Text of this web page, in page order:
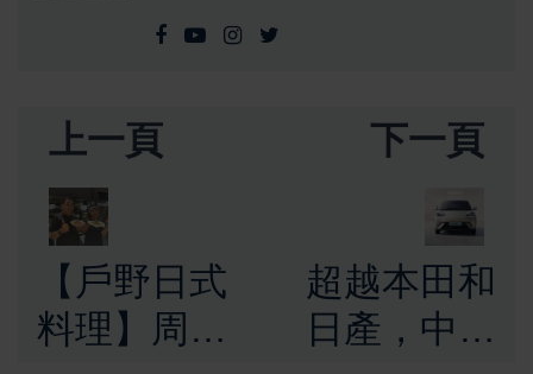
上一頁
【戶野日式
料理】周年
下一頁
超越本田和
日產，中國